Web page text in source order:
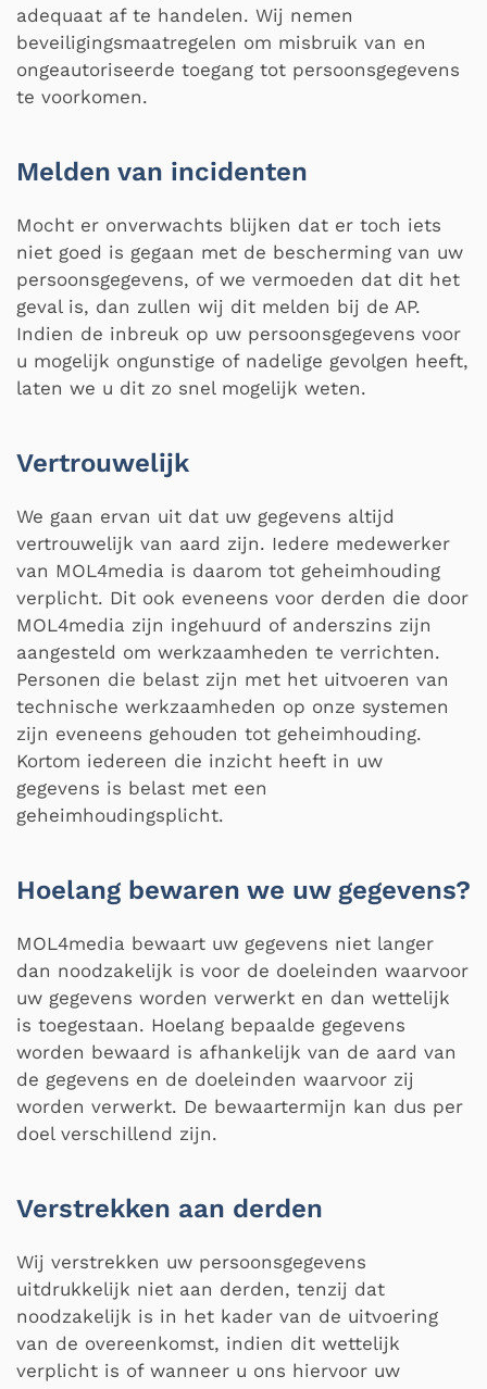
adequaat af te handelen. Wij nemen
beveiligingsmaatregelen om misbruik van en
ongeautoriseerde toegang tot persoonsgegevens
te voorkomen.
Melden van incidenten
Mocht er onverwachts blijken dat er toch iets
niet goed is gegaan met de bescherming van uw
persoonsgegevens, of we vermoeden dat dit het
geval is, dan zullen wij dit melden bij de AP.
Indien de inbreuk op uw persoonsgegevens voor
u mogelijk ongunstige of nadelige gevolgen heeft,
laten we u dit zo snel mogelijk weten.
Vertrouwelijk
We gaan ervan uit dat uw gegevens altijd
vertrouwelijk van aard zijn. Iedere medewerker
van MOL4media is daarom tot geheimhouding
verplicht. Dit ook eveneens voor derden die door
MOL4media zijn ingehuurd of anderszins zijn
aangesteld om werkzaamheden te verrichten.
Personen die belast zijn met het uitvoeren van
technische werkzaamheden op onze systemen
zijn eveneens gehouden tot geheimhouding.
Kortom iedereen die inzicht heeft in uw
gegevens is belast met een
geheimhoudingsplicht.
Hoelang bewaren we uw gegevens?
MOL4media bewaart uw gegevens niet langer
dan noodzakelijk is voor de doeleinden waarvoor
uw gegevens worden verwerkt en dan wettelijk
is toegestaan. Hoelang bepaalde gegevens
worden bewaard is afhankelijk van de aard van
de gegevens en de doeleinden waarvoor zij
worden verwerkt. De bewaartermijn kan dus per
doel verschillend zijn.
Verstrekken aan derden
Wij verstrekken uw persoonsgegevens
uitdrukkelijk niet aan derden, tenzij dat
noodzakelijk is in het kader van de uitvoering
van de overeenkomst, indien dit wettelijk
verplicht is of wanneer u ons hiervoor uw